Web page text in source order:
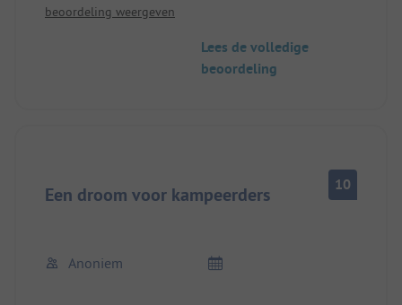
beoordeling weergeven
Lees de volledige
beoordeling
Een droom voor kampeerders 10
Anoniem